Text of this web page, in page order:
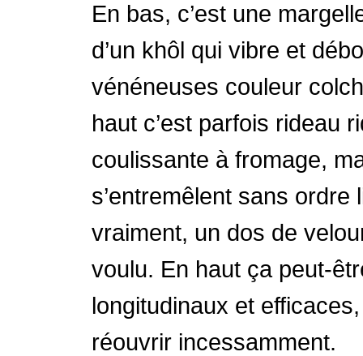
En bas, c’est une
d’un khôl qui vibre et
vénéneuses couleur
haut c’est parfois rideau
coulissante à fromage,
s’entremêlent sans
vraiment, un dos de
voulu. En haut ça peut-
longitudinaux et
réouvrir incessamment.